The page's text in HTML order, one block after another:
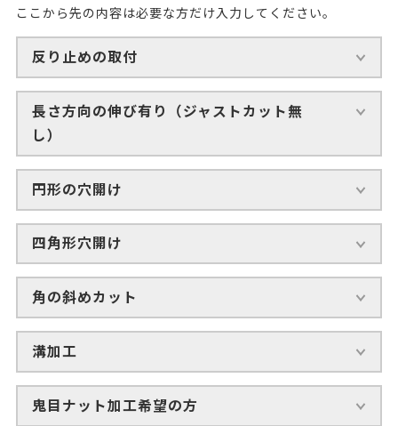
ここから先の内容は必要な方だけ入力してください。
反り止めの取付
長さ方向の伸び有り（ジャストカット無
し）
円形の穴開け
四角形穴開け
角の斜めカット
溝加工
鬼目ナット加工希望の方